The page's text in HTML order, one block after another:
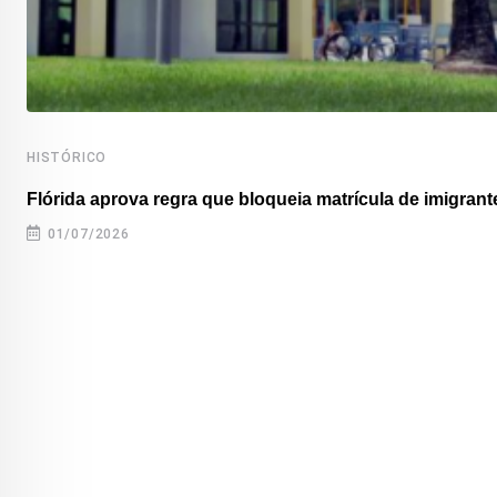
HISTÓRICO
Flórida aprova regra que bloqueia matrícula de
01/07/2026